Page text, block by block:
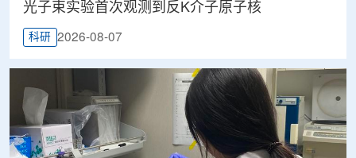
光子束实验首次观测到反K介子原子核
科研 2026-08-07